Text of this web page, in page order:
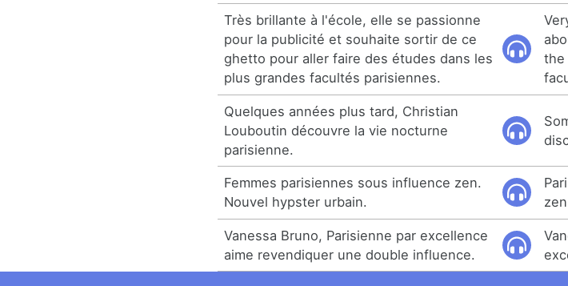
Très brillante à l'école, elle se passionne
pour la publicité et souhaite sortir de ce
ghetto pour aller faire des études dans les
plus grandes facultés parisiennes.
the
Quelques années plus tard, Christian
Louboutin découvre la vie nocturne
parisienne.
Femmes parisiennes sous influence zen.
Nouvel hypster urbain.
Vanessa Bruno, Parisienne par excellence
aime revendiquer une double influence.